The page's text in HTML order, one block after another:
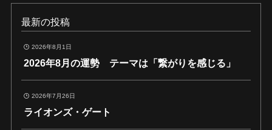
最新の投稿
2026年8月1日
2026年8月の運勢 テーマは「繋がりを感じる」
2026年7月26日
ライオンズ・ゲート